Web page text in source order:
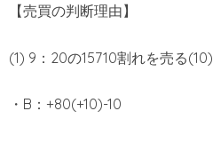
【売買の判断理由】
(1) 9：20の15710割れを売る(10)
・B：+80(+10)-10